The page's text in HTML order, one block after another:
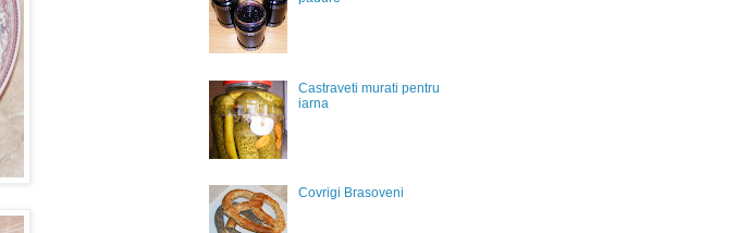
Castraveti murati pentru
iarna
Covrigi Brasoveni